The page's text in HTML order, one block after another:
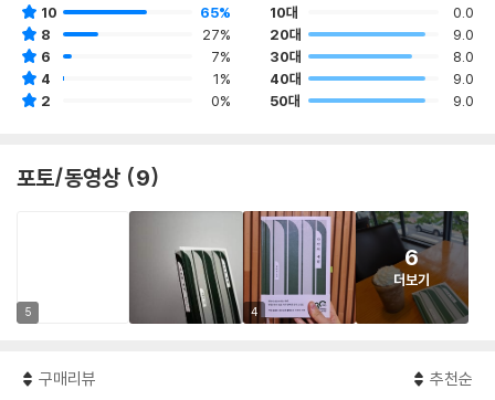
10
65%
8
27%
6
7%
4
1%
2
0%
10대
0.0
20대
9.0
30대
8.0
40대
9.0
50대
9.0
포토/동영상 (9)
5 4
6
더보기
구매리뷰 추천순